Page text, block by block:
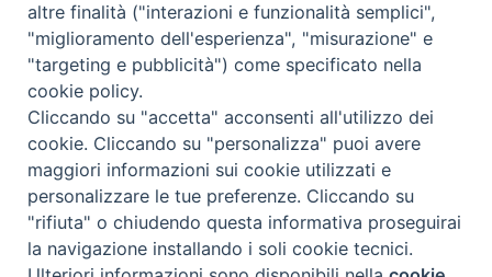
Copyright © 2019 - Tutti i diritti riservati - Vita
Trentina Editrice
Privacy Policy
Torna
altre finalità ("interazioni e funzionalità semplici",
"miglioramento dell'esperienza", "misurazione" e
"targeting e pubblicità") come specificato nella
cookie policy.
Cliccando su "accetta" acconsenti all'utilizzo dei
cookie. Cliccando su "personalizza" puoi avere
maggiori informazioni sui cookie utilizzati e
personalizzare le tue preferenze. Cliccando su
"rifiuta" o chiudendo questa informativa proseguirai
la navigazione installando i soli cookie tecnici.